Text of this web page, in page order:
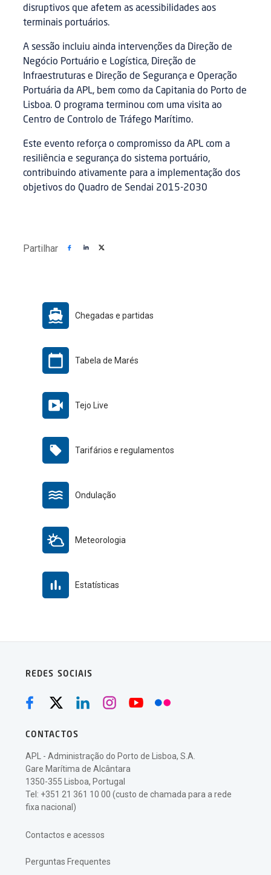
disruptivos que afetem as acessibilidades aos
terminais portuários.
A sessão incluiu ainda intervenções da Direção de
Negócio Portuário e Logística, Direção de
Infraestruturas e Direção de Segurança e Operação
Portuária da APL, bem como da Capitania do Porto de
Lisboa. O programa terminou com uma visita ao
Centro de Controlo de Tráfego Marítimo.
Este evento reforça o compromisso da APL com a
resiliência e segurança do sistema portuário,
contribuindo ativamente para a implementação dos
objetivos do Quadro de Sendai 2015-2030
Partilhar
Chegadas e partidas
Tabela de Marés
Tejo Live
Tarifários e regulamentos
Ondulação
Meteorologia
Estatísticas
REDES SOCIAIS
CONTACTOS
APL - Administração do Porto de Lisboa, S.A.
Gare Marítima de Alcântara
1350-355 Lisboa, Portugal
Tel: +351 21 361 10 00 (custo de chamada para a rede
fixa nacional)
Contactos e acessos
Perguntas Frequentes